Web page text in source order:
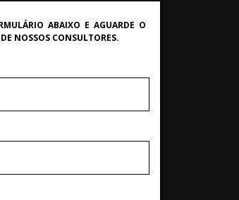
ABAIXO E AGUARDE O
NOSSOS CONSULTORES.